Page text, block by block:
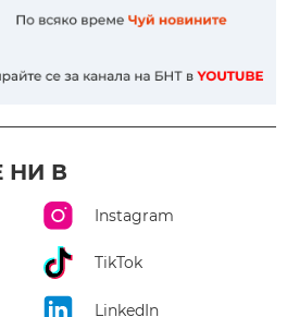
НИ В
Instagram
TikTok
LinkedIn